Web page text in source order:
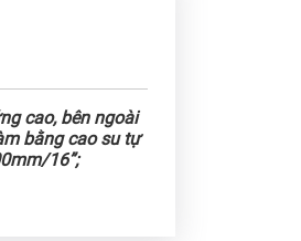
cao, bên ngoài
bằng cao su tự
16”;